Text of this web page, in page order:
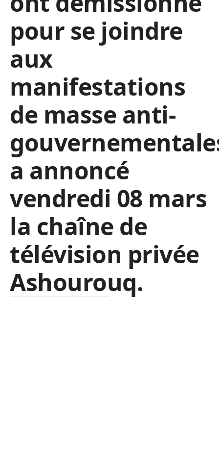
pour se joindre
aux
manifestations
de masse anti-
a annoncé
vendredi 08 mars
la chaîne de
télévision privée
Ashourouq.